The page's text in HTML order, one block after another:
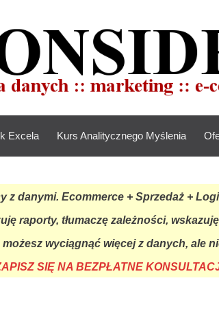
Excela Kurs Analitycznego Myślenia
z danymi. Ecommerce + Sprzedaż +
raporty, tłumaczę zależności,
możesz wyciągnąć więcej z danych, ale
SIĘ NA BEZPŁATNE